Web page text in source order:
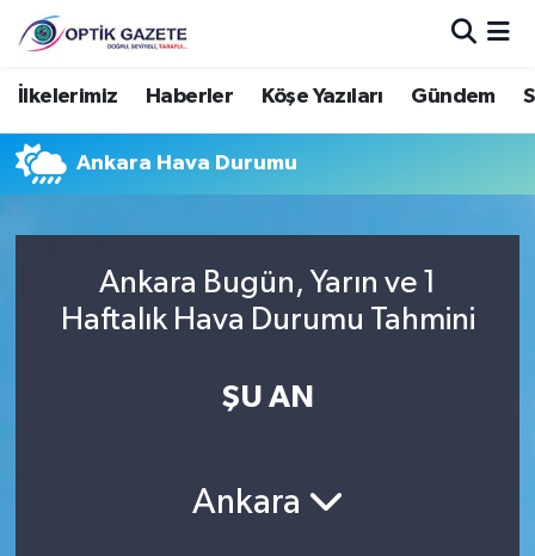
İlkelerimiz Haberler Köşe Yazıları Gündem
Ankara Hava Durumu
Ankara Bugün, Yarın ve 1
Haftalık Hava Durumu Tahmini
ŞU AN
Ankara
Nöbetçi Eczaneler
Hava Durumu
Trafik Durumu
Süper Lig Puan Durumu ve Fikstür